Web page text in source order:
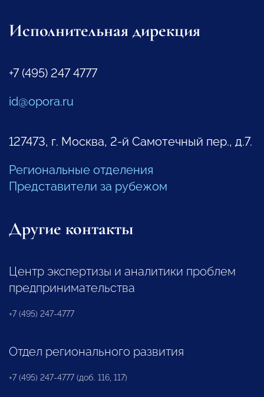
Исполнительная дирекция
+7 (495) 247 4777
id@opora.ru
127473, г. Москва, 2-й Самотечный пер., д.7.
Региональные отделения
Представители за рубежом
Другие контакты
Центр экспертизы и аналитики проблем
предпринимательства
+7 (495) 247-4777
Отдел регионального развития
+7 (495) 247-4777 (доб. 116, 117)